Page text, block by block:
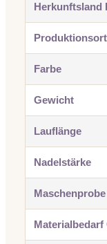
Herkunftsland
Produktionsort
Farbe
Gewicht
Lauflänge
Nadelstärke
Maschenprobe
Materialbedarf